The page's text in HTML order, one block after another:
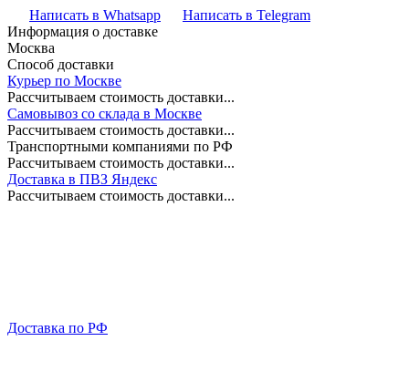
Написать в Whatsapp
Написать в Telegram
Информация о доставке
Москва
Способ доставки
Курьер по Москве
Рассчитываем стоимость доставки...
Самовывоз со склада в Москве
Рассчитываем стоимость доставки...
Транспортными компаниями по РФ
Рассчитываем стоимость доставки...
Доставка в ПВЗ Яндекс
Рассчитываем стоимость доставки...
Доставка по РФ